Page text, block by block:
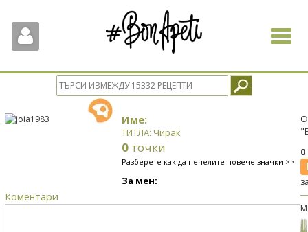
Toggle
Име:
ТИТЛА: Чирак
0 точки
Разберете как да печелите повече значки >>
За мен:
Коментари